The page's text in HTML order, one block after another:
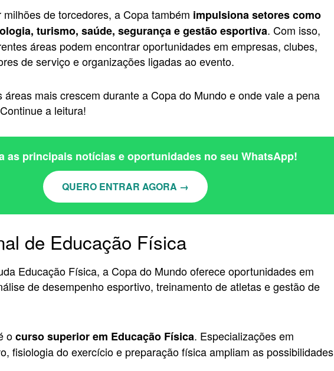
de torcedores, a Copa também impulsiona setores como
turismo, saúde, segurança e gestão esportiva. Com isso,
áreas podem encontrar oportunidades em empresas, clubes,
de serviço e organizações ligadas ao evento.
áreas mais crescem durante a Copa do Mundo e onde vale a pena
a leitura!
as principais notícias e oportunidades no seu WhatsApp!
QUERO ENTRAR AGORA →
de Educação Física
Educação Física, a Copa do Mundo oferece oportunidades em
de desempenho esportivo, treinamento de atletas e gestão de
ocurso superior em Educação Física. Especializações em
fisiologia do exercício e preparação física ampliam as possibilidades